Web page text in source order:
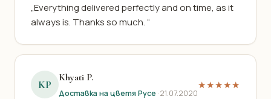
„Everything delivered perfectly and on time, as it
always is. Thanks so much. “
KP
Khyati P.
Доставка на цветя Русе ·21.07.2020
★★★★★